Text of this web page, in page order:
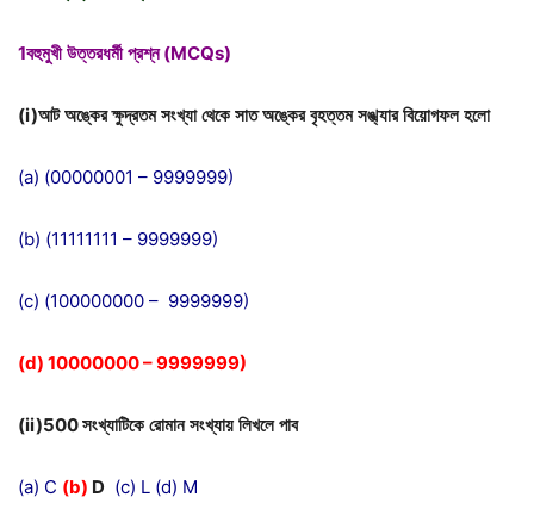
1বহুমুখী উত্তরধর্মী প্রশ্ন(MCQs)
(i)আট অঙ্কের ক্ষুদ্রতম সংখ্যা থেকে সাত অঙ্কের বৃহত্তম সঙ্খ্যার বিয়োগফল হলো
(a) (00000001 – 9999999)
(b) (11111111 – 9999999)
(c) (100000000 – 9999999)
(d) 10000000 – 9999999)
(ii)500সংখ্যাটিকে রোমান সংখ্যায় লিখলে পাব
(a) C (b) D (c) L (d) M